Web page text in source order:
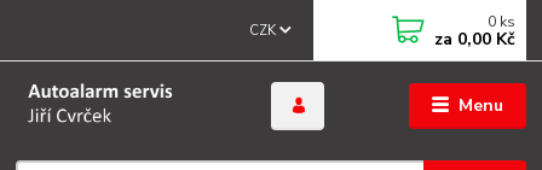
Menu
CZK 0 ks
za 0,00 Kč